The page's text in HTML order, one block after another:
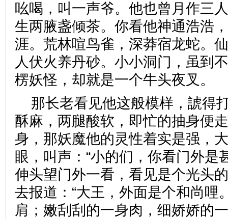
吆喝，叫一声爷。他也曾月作三
生两腋盏倾茶。你看他神通浩浩
涯。荒林喧鸟雀，深莽宿龙蛇。
人伏火养丹砂。小小洞门，虽到
楞妖怪，却就是一个牛头夜
那长老看见他这般模样，諕得
酥麻，两腿酸软，即忙的抽身便
身，那妖魔他的灵性着实是强，
眼，叫声：“小的们，你看门外是
伸头望门外一看，看见是个光头
去报道：“大王，外面是个和尚哩
肩；嫩刮刮的一身肉，细娇娇的